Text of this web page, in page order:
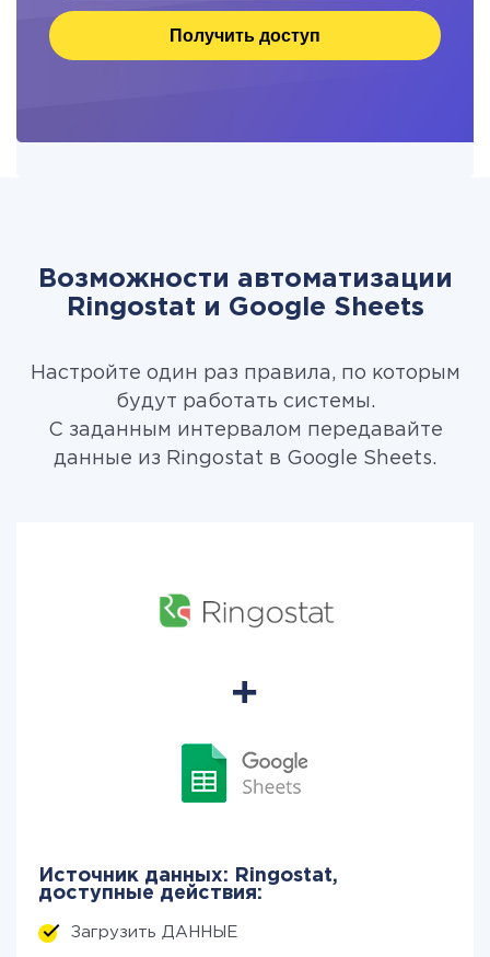
Получить доступ
Возможности автоматизации
Ringostat и Google Sheets
Настройте один раз правила, по которым
будут работать системы.
С заданным интервалом передавайте
данные из Ringostat в Google Sheets.
Источник данных: Ringostat,
доступные действия:
Загрузить ДАННЫЕ